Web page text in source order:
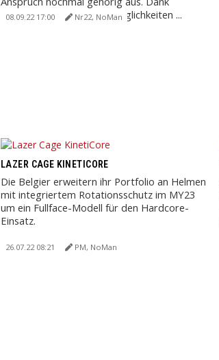
verschiedenster Verstellmöglichkeiten ...
08.09.22 17:00 Nr22, NoMan
LAZER CAGE KINETICORE
Die Belgier erweitern ihr Portfolio an Helmen
mit integriertem Rotationsschutz im MY23
um ein Fullface-Modell für den Hardcore-
Einsatz.
26.07.22 08:21 PM, NoMan